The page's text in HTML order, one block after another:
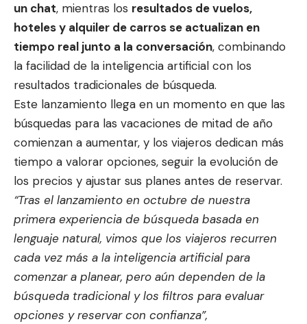
un chat, mientras los resultados de vuelos,
hoteles y alquiler de carros se actualizan en
tiempo real junto a la conversación, combinando
la facilidad de la inteligencia artificial con los
resultados tradicionales de búsqueda.
Este lanzamiento llega en un momento en que las
búsquedas para las vacaciones de mitad de año
comienzan a aumentar, y los viajeros dedican más
tiempo a valorar opciones, seguir la evolución de
los precios y ajustar sus planes antes de reservar.
“Tras el lanzamiento en octubre de nuestra
primera experiencia de búsqueda basada en
lenguaje natural, vimos que los viajeros recurren
cada vez más a la inteligencia artificial para
comenzar a planear, pero aún dependen de la
búsqueda tradicional y los filtros para evaluar
opciones y reservar con confianza”,